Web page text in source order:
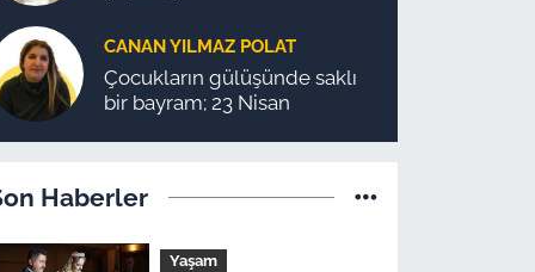
CANAN YILMAZ POLAT
Çocukların gülüşünde saklı
bir bayram; 23 Nisan
Haberler
Yaşam